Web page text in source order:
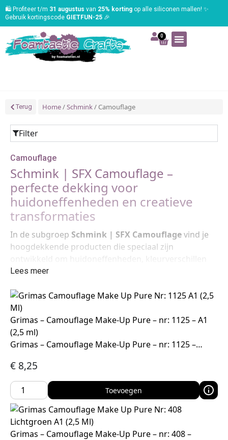
🛍️ Profiteer t/m 31 augustus van 25% korting op alle siliconen mallen! ✨
Gebruik kortingscode GIETFUN-25 🎉
0
Terug Home/Schmink/ Camouflage
Filter
Camouflage
Schmink | SFX Camouflage –
perfecte dekking voor
huidoneffenheden en creatieve
transformaties
In de subgroep Schmink | SFX Camouflagevind je
hoogdekkende producten die speciaal zijn
ontwikkeld om huidoneffenheden, kleurverschillen
en ongewenste accenten optisch te neutraliseren.
dagelijkse toepassingen als professionele grime,
theater, fotografie en cosplay, waar een egale en
betrouwbare dekking essentieel is.
Lees meer
Grimas – Camouflage Make-Up Pure – nr: 1125 – A1
(2,5 ml)
Grimas – Camouflage Make-Up Pure – nr: 1125 –…
€ 8,25
Toevoegen
Grimas – Camouflage Make-Up Pure – nr: 408 –